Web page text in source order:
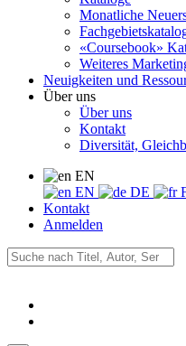
Monatliche
«Coursebook»
Weiteres
Neuigkeiten und
Über uns
Über uns
Kontakt
Diversität,
EN
EN
DE
Kontakt
Anmelden